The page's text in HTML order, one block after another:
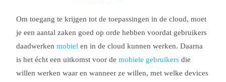
Om toegang te krijgen tot de toepassingen in de cloud, moet
je een aantal zaken goed op orde hebben voordat gebruikers
daadwerkenmobiel en in de cloud kunnen werken. Daarna
is het écht een uitkomst voor demobiele gebruikers die
willen werken waar en wanneer ze willen, met welke devices